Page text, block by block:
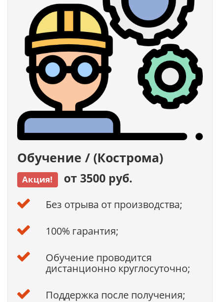
Обучение / (Кострома)
Акция! от 3500 руб.
Без отрыва от производства;
100% гарантия;
Обучение проводится
дистанционно круглосуточно;
Поддержка после получения;